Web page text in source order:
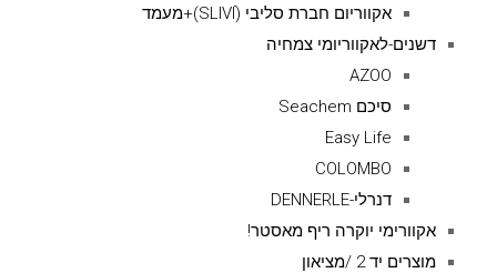
אקווריום חברת סליבי (SLIVIׂׂ)+מעמד
דשנים-לאקווריומי צמחיה
AZOO
סיכם Seachem
Easy Life
COLOMBO
דנרלי-DENNERLE
אקוורימי יוקרה ריף מאסטר!
מוצרים יד 2 /מציאון